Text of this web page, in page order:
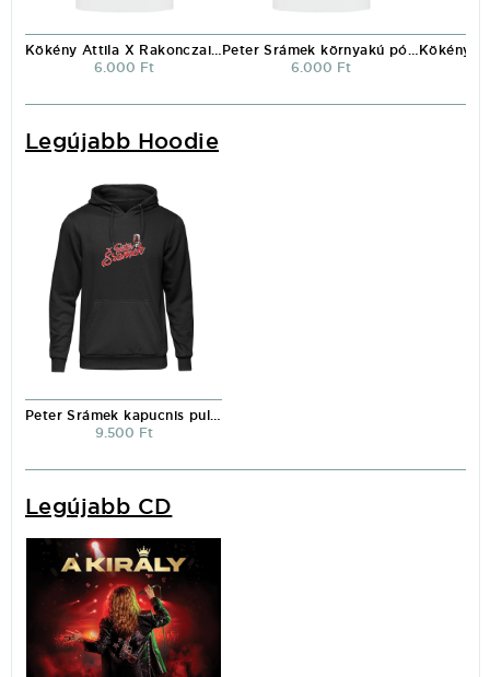
Kökény Attila X Rakonczai Viktor környakú póló fehér
6.000 Ft
Peter Srámek környakú póló
6.000 Ft
Legújabb Hoodie
Peter Srámek kapucnis pulóver
9.500 Ft
Legújabb CD